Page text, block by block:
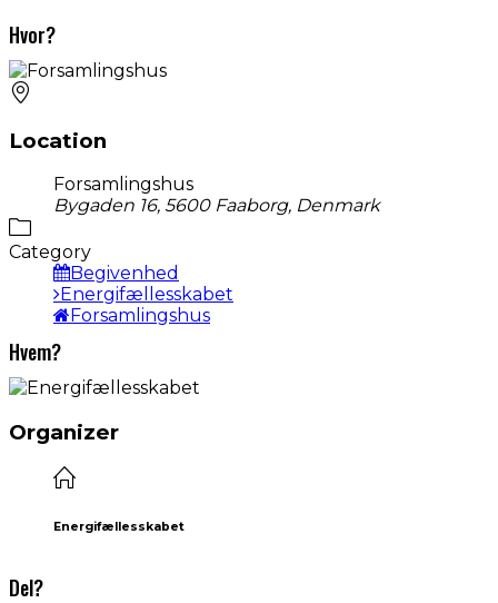
Hvor?
Location
Forsamlingshus
Bygaden 16, 5600 Faaborg, Denmark
Category
Begivenhed
Energifællesskabet
Forsamlingshus
Hvem?
Organizer
Energifællesskabet
Del?